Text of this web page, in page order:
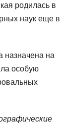
родилась в
наук еще в
назначена на
особую